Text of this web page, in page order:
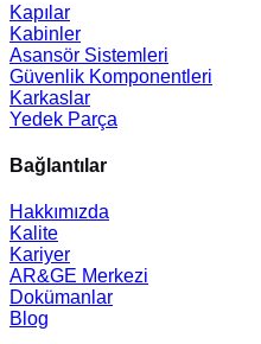
Kapılar
Kabinler
Asansör Sistemleri
Güvenlik Komponentleri
Karkaslar
Yedek Parça
Bağlantılar
Hakkımızda
Kalite
Kariyer
AR&GE Merkezi
Dokümanlar
Blog